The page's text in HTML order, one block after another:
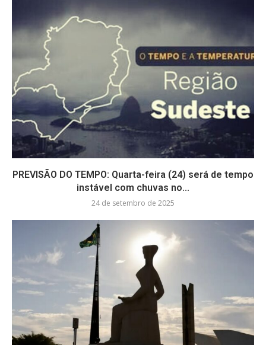
PREVISÃO DO TEMPO: Quarta-feira (24) será de tempo
instável com chuvas no...
24 de setembro de 2025